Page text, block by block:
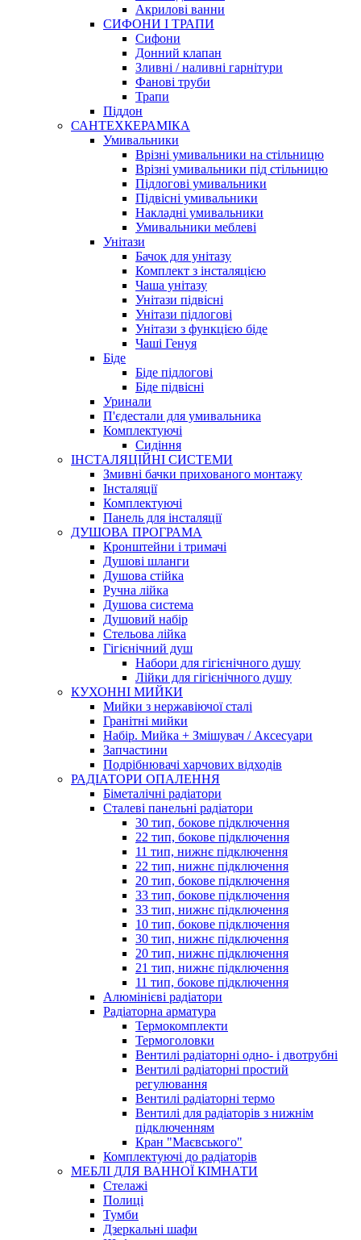
Акрилові ванни
СИФОНИ І ТРАПИ
Сифони
Донний клапан
Зливні / наливні гарнітури
Фанові труби
Трапи
Піддон
САНТЕХКЕРАМІКА
Умивальники
Врізні умивальники на стільницю
Врізні умивальники під стільницю
Підлогові умивальники
Підвісні умивальники
Накладні умивальники
Умивальники меблеві
Унітази
Бачок для унітазу
Комплект з інсталяцією
Чаша унітазу
Унітази підвісні
Унітази підлогові
Унітази з функцією біде
Чаші Генуя
Біде
Біде підлогові
Біде підвісні
Уринали
П'єдестали для умивальника
Комплектуючі
Сидіння
ІНСТАЛЯЦІЙНІ СИСТЕМИ
Змивні бачки прихованого монтажу
Інсталяції
Комплектуючі
Панель для інсталяції
ДУШОВА ПРОГРАМА
Кронштейни і тримачі
Душові шланги
Душова стійка
Ручна лійка
Душова система
Душовий набір
Стельова лійка
Гігієнічний душ
Набори для гігієнічного душу
Лійки для гігієнічного душу
КУХОННІ МИЙКИ
Мийки з нержавіючої сталі
Гранітні мийки
Набір. Мийка + Змішувач / Аксесуари
Запчастини
Подрібнювачі харчових відходів
РАДІАТОРИ ОПАЛЕННЯ
Біметалічні радіатори
Сталеві панельні радіатори
30 тип, бокове підключення
22 тип, бокове підключення
11 тип, нижнє підключення
22 тип, нижнє підключення
20 тип, бокове підключення
33 тип, бокове підключення
33 тип, нижнє підключення
10 тип, бокове підключення
30 тип, нижнє підключення
20 тип, нижнє підключення
21 тип, нижнє підключення
11 тип, бокове підключення
Алюмінієві радіатори
Радіаторна арматура
Термокомплекти
Термоголовки
Вентилі радіаторні одно- і двотрубні
Вентилі радіаторні простий
регулювання
Вентилі радіаторні термо
Вентилі для радіаторів з нижнім
підключенням
Кран "Маєвського"
Комплектуючі до радіаторів
МЕБЛІ ДЛЯ ВАННОЇ КІМНАТИ
Стелажі
Полиці
Тумби
Дзеркальні шафи